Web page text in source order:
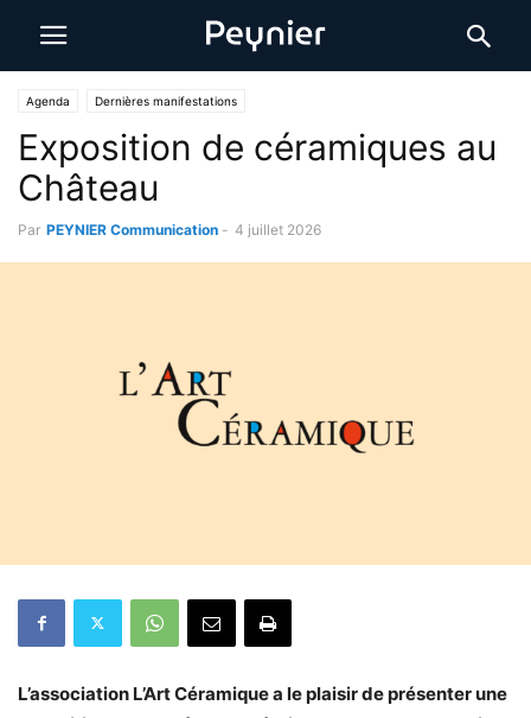
Agenda Dernières manifestations
Exposition de céramiques au
Château
Par PEYNIER Communication - 4 juillet 2026
L’association L’Art Céramique a le plaisir de présenter une